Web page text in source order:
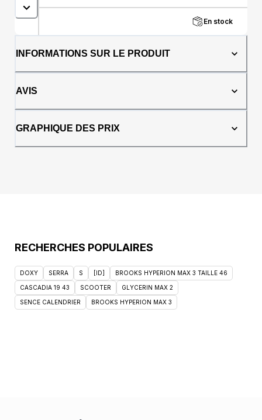
En stock
INFORMATIONS SUR LE PRODUIT
AVIS
GRAPHIQUE DES PRIX
RECHERCHES POPULAIRES
DOXY SERRA S [ID] BROOKS HYPERION MAX 3 TAILLE 46
CASCADIA 19 43 SCOOTER GLYCERIN MAX 2
SENCE CALENDRIER BROOKS HYPERION MAX 3